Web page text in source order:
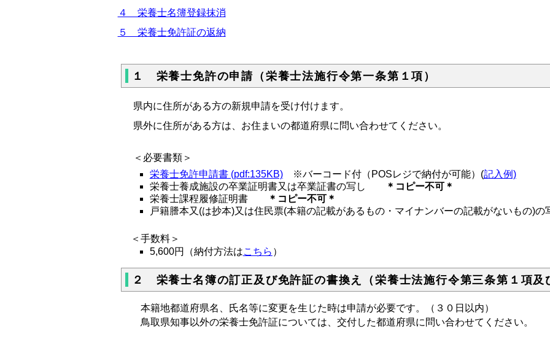
４ 栄養士名簿登録抹消
５ 栄養士免許証の返納
１ 栄養士免許の申請（栄養士法施行令第一条第１項）
県内に住所がある方の新規申請を受け付けます。
県外に住所がある方は、お住まいの都道府県に問い合わせてください。
＜必要書類＞
栄養士免許申請書 (pdf:135KB)※バーコード付（POSレジで納付が可能）(記入例)
栄養士養成施設の卒業証明書又は卒業証書の写し
＊コピー不可＊
栄養士課程履修証明書
＊コピー不可＊
戸籍謄本又(は抄本)又は住民票(本籍の記載があるもの・マイナンバーの記載がないも
＜手数料＞
5,600円（納付方法はこちら ）
２ 栄養士名簿の訂正及び免許証の書換え（栄養士法施行令第三条第１項及
本籍地都道府県名、氏名等に変更を生じた時は申請が必要です。（３０日以内）
鳥取県知事以外の栄養士免許証については、交付した都道府県に問い合わせてください。